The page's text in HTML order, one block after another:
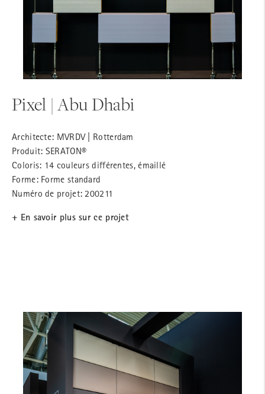
Pixel | Abu Dhabi
Architecte: MVRDV | Rotterdam
Produit: SERATON®
Coloris: 14 couleurs différentes, émaillé
Forme: Forme standard
Numéro de projet: 200211
+ En savoir plus sur ce projet